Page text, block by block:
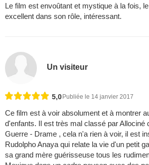
Le film est envoûtant et mystique à la fois,
excellent dans son rôle, intéressant.
Un visiteur
5,0Publiée le 14 janvier 2017
Ce film est à voir absolument et à montrer
d'enfants. Il est très mal classé par Allociné
Guerre - Drame , cela n'a rien à voir, il est
Rudolpho Anaya qui relate la vie d'un petit
sa grand mère guérisseuse tous les